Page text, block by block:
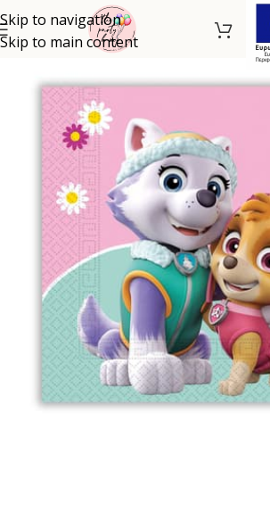
Skip to navigation
Skip to main content